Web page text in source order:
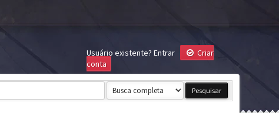
Usuário existente? Entrar
Criar
conta